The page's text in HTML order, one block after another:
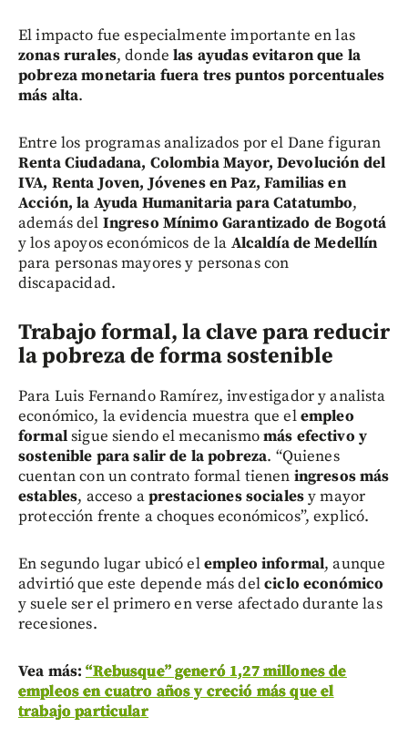
El impacto fue especialmente importante en las
zonas rurales, dondelas ayudas evitaron que la
pobreza monetaria fuera tres puntos porcentuales
más alta.
Entre los programas analizados por el Dane figuran
Renta Ciudadana, Colombia Mayor, Devolución del
IVA, Renta Joven, Jóvenes en Paz, Familias en
Acción, la Ayuda Humanitaria para Catatumbo,
además del Ingreso Mínimo Garantizado de Bogotá
y los apoyos económicos de la Alcaldía de Medellín
para personas mayores y personas con
discapacidad.
Trabajo formal, la clave para reducir
la pobreza de forma sostenible
Para Luis Fernando Ramírez, investigador y analista
económico, la evidencia muestra que elempleo
formalsigue siendo el mecanismomás efectivo y
sostenible para salir de la pobreza. “Quienes
cuentan con un contrato formal tienen ingresos más
estables, acceso aprestaciones socialesy mayor
protección frente a choques económicos”, explicó.
En segundo lugar ubicó elempleo informal, aunque
advirtió que este depende más delciclo económico
y suele ser el primero en verse afectado durante las
recesiones.
Vea más:“Rebusque” generó 1,27 millones de
empleos en cuatro años y creció más que el
trabajo particular